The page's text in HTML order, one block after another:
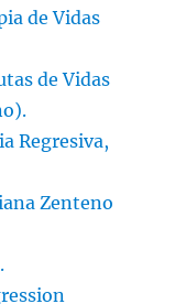
de Vidas
de Vidas
Regresiva,
Zenteno